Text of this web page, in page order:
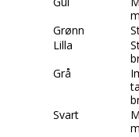
Grønn
Lilla
Grå
Svart